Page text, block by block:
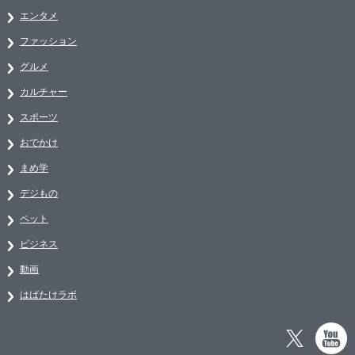
エンタメ
ファッション
グルメ
カルチャー
スポーツ
おでかけ
まめ学
デジもの
ペット
ビジネス
動画
はばたけラボ